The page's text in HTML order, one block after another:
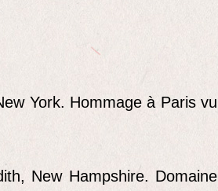
York. Hommage à Paris vu
New Hampshire. Domaine